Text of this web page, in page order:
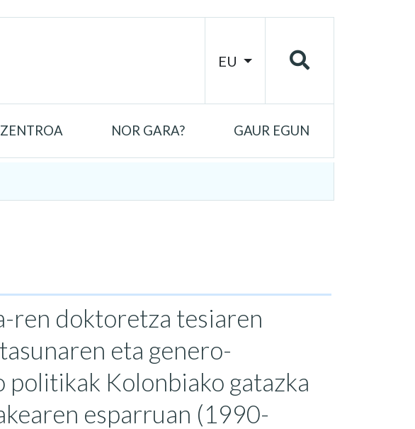
EU
NOR GARA? GAUR EGUN
ren doktoretza tesiaren
eta genero-
Kolonbiako gatazka
esparruan (1990-